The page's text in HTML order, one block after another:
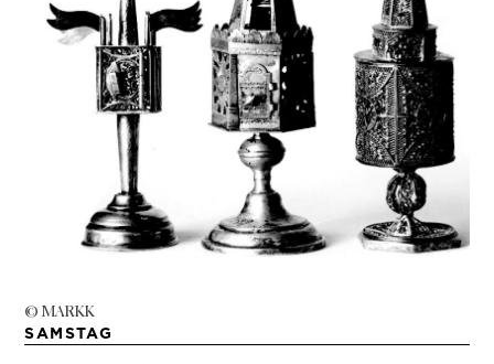
© MARKK
SAMSTAG